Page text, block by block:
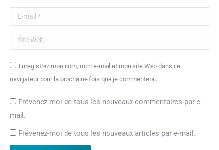
E-mail *
Site Web
Enregistrez mon nom, mon e-mail et mon site Web dans ce
navigateur pour la prochaine fois que je commenterai.
Prévenez-moi de tous les nouveaux commentaires par e-
mail.
Prévenez-moi de tous les nouveaux articles par e-mail.